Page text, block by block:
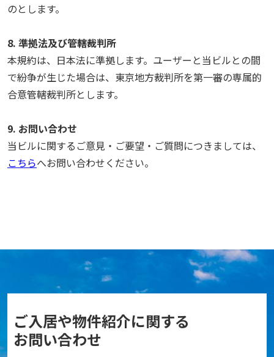
のとします。
8. 準拠法及び管轄裁判所
本規約は、日本法に準拠します。ユーザーと当ビルとの間
で紛争が生じた場合は、東京地方裁判所を第一審の専属的
合意管轄裁判所とします。
9. お問い合わせ
当ビルに関するご意見・ご要望・ご質問につきましては、
こちらへお問い合わせください。
ご入居や物件紹介に関する
お問い合わせ